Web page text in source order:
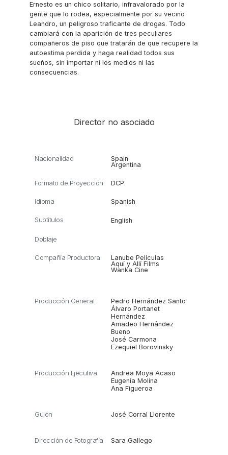
Ernesto es un chico solitario, infravalorado por la
gente que lo rodea, especialmente por su vecino
Leandro, un peligroso traficante de drogas. Todo
cambiará con la aparición de tres peculiares
compañeros de piso que tratarán de que recupere la
autoestima perdida y haga realidad todos sus
sueños, sin importar ni los medios ni las
consecuencias.
Director no asociado
Nacionalidad
Spain
Argentina
Formato de Proyección DCP
Idioma Spanish
Subtítulos English
Doblaje
Compañía Productora
Lanube Películas
Aquí y Allí Films
Wanka Cine
Producción General
Pedro Hernández Santo
Álvaro Portanet
Hernández
Amadeo Hernández
Bueno
José Carmona
Ezequiel Borovinsky
Producción Ejecutiva
Andrea Moya Acaso
Eugenia Molina
Ana Figueroa
Guión José Corral Llorente
Dirección de Fotografía Sara Gallego